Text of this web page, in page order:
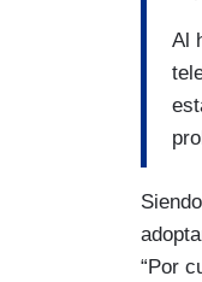
Al
“Por